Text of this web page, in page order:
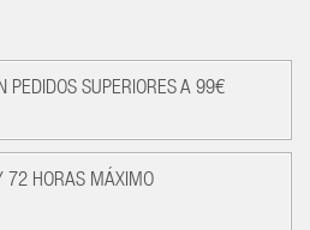
PEDIDOS SUPERIORES A 99€
72 HORAS MÁXIMO